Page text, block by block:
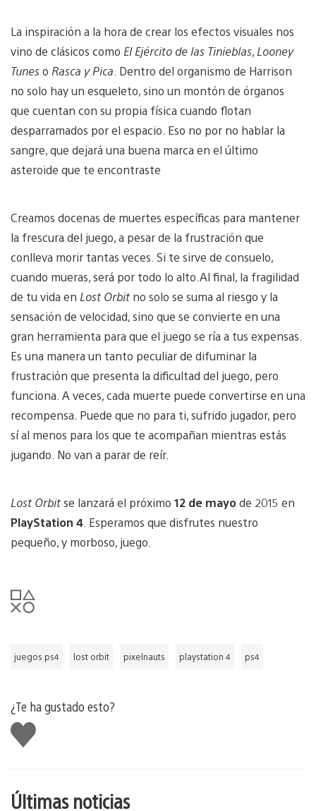
La inspiración a la hora de crear los efectos visuales nos
vino de clásicos como El Ejército de las Tinieblas, Looney
Tuneso Rasca y Pica . Dentro del organismo de Harrison
no solo hay un esqueleto, sino un montón de órganos
que cuentan con su propia física cuando flotan
desparramados por el espacio. Eso no por no hablar la
sangre, que dejará una buena marca en el último
asteroide que te encontraste
Creamos docenas de muertes específicas para mantener
la frescura del juego, a pesar de la frustración que
conlleva morir tantas veces. Si te sirve de consuelo,
cuando mueras, será por todo lo alto.Al final, la fragilidad
de tu vida en Lost Orbit no solo se suma al riesgo y la
sensación de velocidad, sino que se convierte en una
gran herramienta para que el juego se ría a tus expensas.
Es una manera un tanto peculiar de difuminar la
frustración que presenta la dificultad del juego, pero
funciona. A veces, cada muerte puede convertirse en una
recompensa. Puede que no para ti, sufrido jugador, pero
sí al menos para los que te acompañan mientras estás
jugando. No van a parar de reír.
Lost Orbitse lanzará el próximo 12 de mayode 2015 en
PlayStation 4 . Esperamos que disfrutes nuestro
pequeño, y morboso, juego.
juegos ps4 lost orbit pixelnauts playstation 4 ps4
¿Te ha gustado esto?
Me
gusta
Últimas noticias